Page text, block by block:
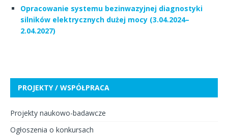
Opracowanie systemu bezinwazyjnej diagnostyki
silników elektrycznych dużej mocy (3.04.2024–
2.04.2027)
PROJEKTY / WSPÓŁPRACA
Projekty naukowo-badawcze
Ogłoszenia o konkursach